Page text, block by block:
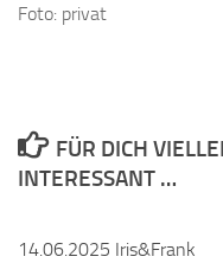
Foto: privat
FÜR DICH
INTERESSANT …
14.06.2025 Iris&Frank